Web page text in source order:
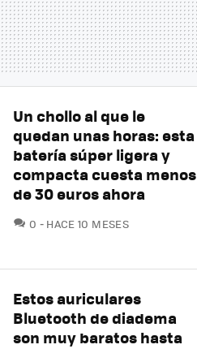
Un chollo al que le
quedan unas horas: esta
batería súper ligera y
compacta cuesta menos
de 30 euros ahora
0 COMENTARIOS
HACE 10 MESES
Estos auriculares
Bluetooth de diadema
son muy baratos hasta